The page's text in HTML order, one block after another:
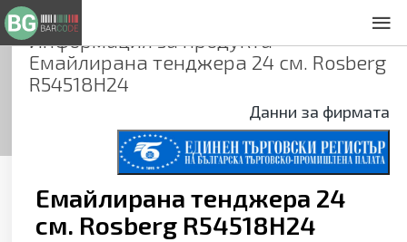
Информация за продукта
Емайлирана тенджера 24 см. Rosberg
R54518H24
Данни за фирмата
Емайлирана тенджера 24
см. Rosberg R54518H24
Общи условия
Декларация за проверителност
Заснемане на продукти
Контакти